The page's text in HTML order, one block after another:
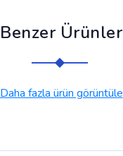
Benzer Ürünler
Daha fazla ürün görüntüle